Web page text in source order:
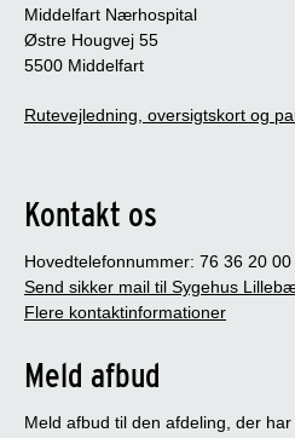
Middelfart Nærhospital
Østre Hougvej 55
5500 Middelfart
Rutevejledning, oversigtskort og
Kontakt os
Hovedtelefonnummer: 76 36 20 00
Send sikker mail til Sygehus
Flere kontaktinformationer
Meld afbud
Meld afbud til den afdeling, der